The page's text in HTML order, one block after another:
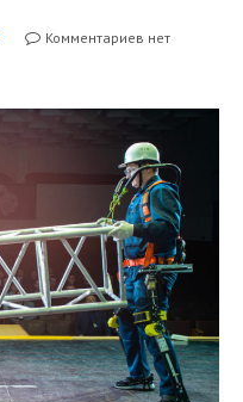
Комментариев нет